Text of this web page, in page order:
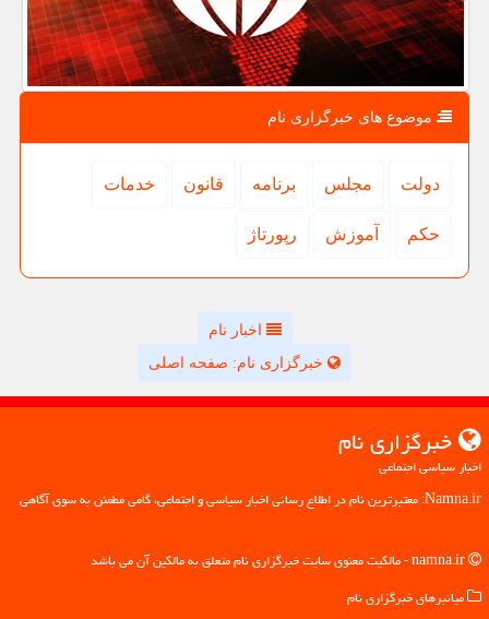
موضوع های خبرگزاری نام
دولت مجلس برنامه قانون خدمات
حكم آموزش رپورتاژ
اخبار نام
خبرگزاری نام: صفحه اصلی
خبرگزاری نام
اخبار سیاسی اجتماعی
Namna.ir: معتبرترین نام در اطلاع رسانی اخبار سیاسی و اجتماعی، گامی مطمئن به سوی آگاهی
میانبرهای خبرگزاری نام